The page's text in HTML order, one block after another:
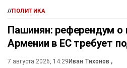
//ПОЛИТИКА
Пашинян: референдум о
Армении в ЕС требует
7 августа 2026, 14:29 Иван Тихонов ,